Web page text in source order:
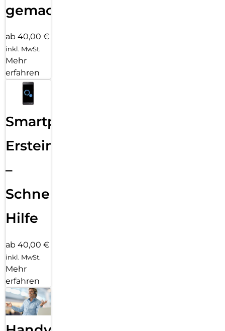
gemacht!
ab 40,00 €
inkl. MwSt.
Mehr
erfahren
Smartphone
Ersteinrichtung
–
Schnelle
Hilfe
ab 40,00 €
inkl. MwSt.
Mehr
erfahren